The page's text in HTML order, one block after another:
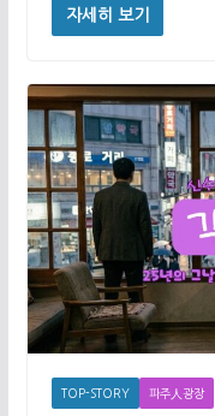
자세히 보기
TOP-STORY 파주人광장